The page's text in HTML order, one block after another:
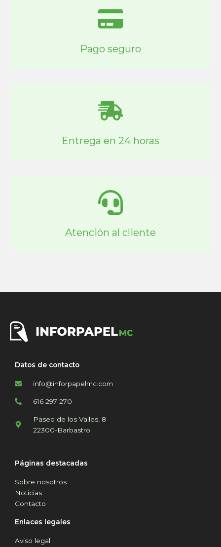
Pago seguro
Entrega en 24 horas
Atención al cliente
Datos de contacto
info@inforpapelmc.com
616 297 270
Paseo de los Valles, 8
22300-Barbastro
Páginas destacadas
Sobre nosotros
Noticias
Contacto
Enlaces legales
Aviso legal